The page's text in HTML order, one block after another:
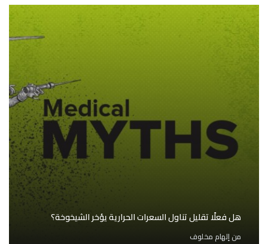
هل فعلًا تقليل تناول السعرات الحرارية يؤخر الشيخوخة؟
منإلهام مخلوف